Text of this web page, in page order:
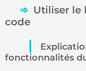
Utiliser le
code
fonctionnalités